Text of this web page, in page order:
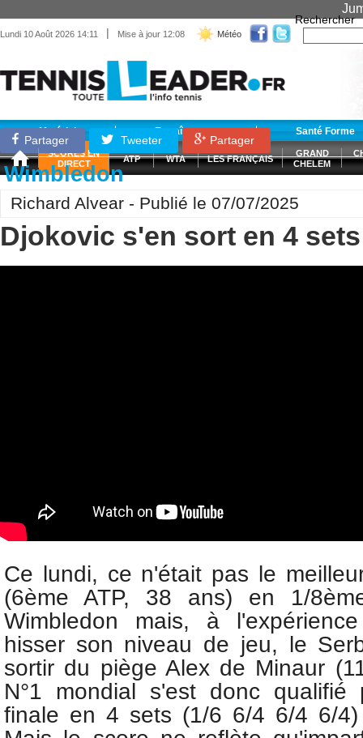
Lundi 10 Août 2026 14:11 | Mise à jour 12:08 Météo
Rechercher
Matériel Entraînement Santé Forme
SCORES EN
DIRECT
ATP WTA LES FRANÇAIS
GRAND
CHELEM
Partager Tweeter Partager
Wimbledon
Richard Alvear - Publié le 07/07/2025
Djokovic s'en sort en 4 sets
Ce lundi, ce n'était pas le
(6ème ATP, 38 ans) en 1/
Wimbledon mais, à
hisser son niveau de jeu, le
sortir du piège Alex de Minaur
N°1 mondial s'est donc
finale en 4 sets (1/6 6/4 6/4 6/